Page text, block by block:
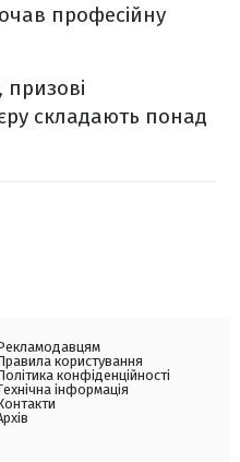
професійну
, призові
складають понад
користування
конфіденційності
інформація